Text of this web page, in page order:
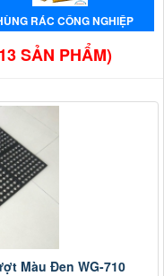
RÁC CÔNG NGHIỆP
SẢN PHẨM)
Màu Đen WG-710